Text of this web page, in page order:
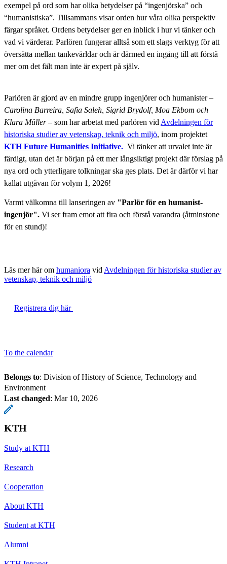
exempel på ord som har olika betydelser på “ingenjörska” och
“humanistiska”. Tillsammans visar orden hur våra olika perspektiv
färgar språket. Ordens betydelser ger en inblick i hur vi tänker och
vad vi värderar. Parlören fungerar alltså som ett slags verktyg för att
översätta mellan tankevärldar och är därmed en ingång till att förstå
mer om det fält man inte är expert på själv.
Parlören är gjord av en mindre grupp ingenjörer och humanister –
Carolina Barreira, Safia Saleh, Sigrid Brydolf, Moa Ekbom och
Klara Müller– som har arbetat med parlören vid Avdelningen för
historiska studier av vetenskap, teknik och miljö, inom projektet
KTH Future Humanities Initiative. Vi tänker att urvalet inte är
färdigt, utan det är början på ett mer långsiktigt projekt där förslag på
nya ord och ytterligare tolkningar ska ges plats. Det är därför vi har
kallat utgåvan för volym 1, 2026!
Varmt välkomna till lanseringen av "Parlör för en humanist-
ingenjör". Vi ser fram emot att fira och förstå varandra (åtminstone
för en stund)!
Läs mer här om humaniora vid Avdelningen för historiska studier av
vetenskap, teknik och miljö
Registrera dig här
To the calendar
Belongs to: Division of History of Science, Technology and
Environment
Last changed: Mar 10, 2026
KTH
Study at KTH
Research
Cooperation
About KTH
Student at KTH
Alumni